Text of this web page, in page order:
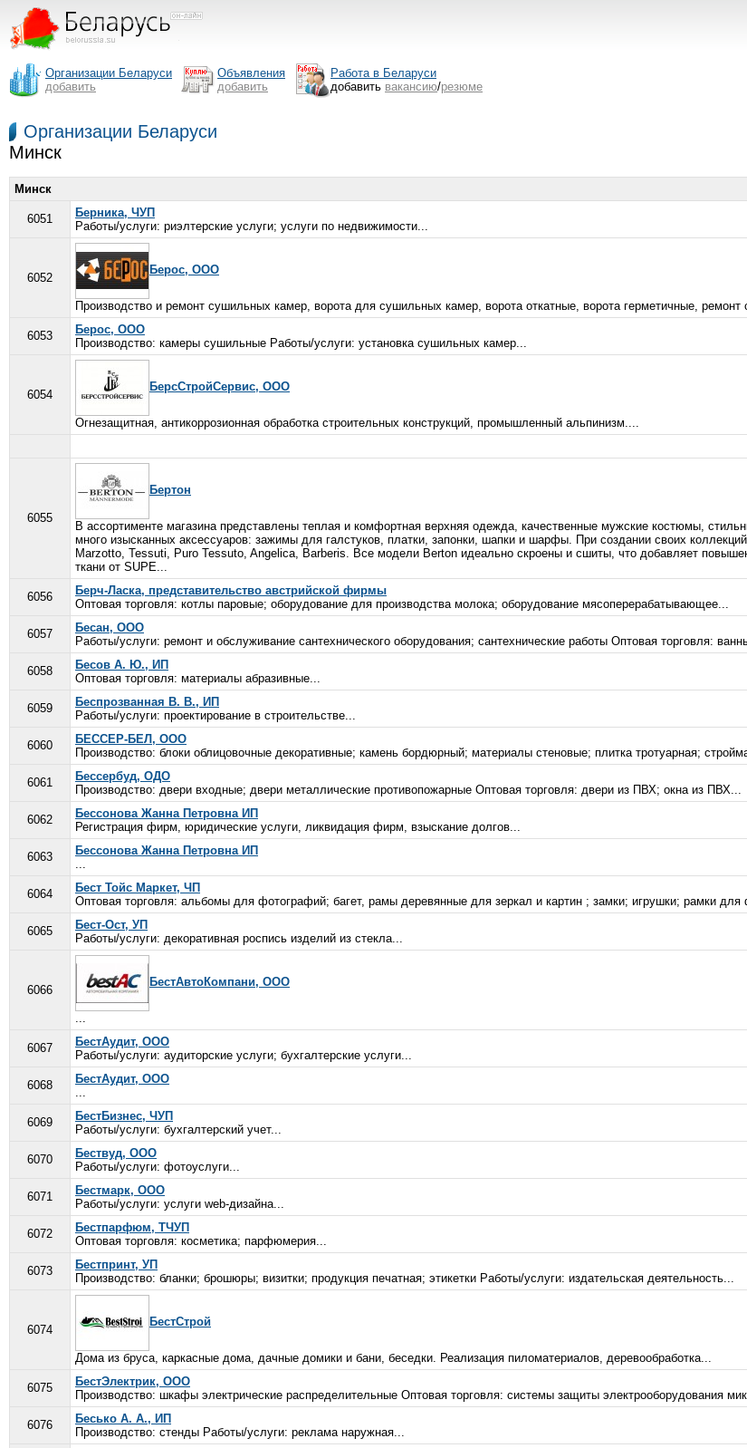
Организации Беларуси
добавить
Объявления
добавить
Работа в Беларуси
добавить вакансию/резюме
Организации Беларуси
Минск
Минск
6051
Берника, ЧУП
Работы/услуги: риэлтерские услуги; услуги по недвижимости...
6052
Берос, ООО
Производство и ремонт сушильных камер, ворота для сушильных камер, ворота откатные, ворота герметичные,
6053
Берос, ООО
Производство: камеры сушильные Работы/услуги: установка сушильных камер...
6054
БерсСтройСервис, ООО
Огнезащитная, антикоррозионная обработка строительных конструкций, промышленный альпинизм....
6055
Бертон
В ассортименте магазина представлены теплая и комфортная верхняя одежда, качественные мужские костюмы,
много изысканных аксессуаров: зажимы для галстуков, платки, запонки, шапки и шарфы. При создании своих
Marzotto, Tessuti, Puro Tessuto, Angelica, Barberis. Все модели Berton идеально скроены и сшиты, что добавляет
ткани от SUPE...
6056
Берч-Ласка, представительство австрийской фирмы
Оптовая торговля: котлы паровые; оборудование для производства молока; оборудование мясоперерабатывающее...
6057
Бесан, ООО
Работы/услуги: ремонт и обслуживание сантехнического оборудования; сантехнические работы Оптовая торговля:
6058
Бесов А. Ю., ИП
Оптовая торговля: материалы абразивные...
6059
Беспрозванная В. В., ИП
Работы/услуги: проектирование в строительстве...
6060
БЕССЕР-БЕЛ, ООО
Производство: блоки облицовочные декоративные; камень бордюрный; материалы стеновые; плитка тротуарная;
6061
Бессербуд, ОДО
Производство: двери входные; двери металлические противопожарные Оптовая торговля: двери из ПВХ; окна из ПВХ...
6062
Бессонова Жанна Петровна ИП
Регистрация фирм, юридические услуги, ликвидация фирм, взыскание долгов...
6063
Бессонова Жанна Петровна ИП
...
6064
Бест Тойс Маркет, ЧП
Оптовая торговля: альбомы для фотографий; багет, рамы деревянные для зеркал и картин ; замки; игрушки; рамки
6065
Бест-Ост, УП
Работы/услуги: декоративная роспись изделий из стекла...
6066
БестАвтоКомпани, ООО
...
6067
БестАудит, ООО
Работы/услуги: аудиторские услуги; бухгалтерские услуги...
6068
БестАудит, ООО
...
6069
БестБизнес, ЧУП
Работы/услуги: бухгалтерский учет...
6070
Бествуд, ООО
Работы/услуги: фотоуслуги...
6071
Бестмарк, ООО
Работы/услуги: услуги web-дизайна...
6072
Бестпарфюм, ТЧУП
Оптовая торговля: косметика; парфюмерия...
6073
Бестпринт, УП
Производство: бланки; брошюры; визитки; продукция печатная; этикетки Работы/услуги: издательская деятельность...
6074
БестСтрой
Дома из бруса, каркасные дома, дачные домики и бани, беседки. Реализация пиломатериалов, деревообработка...
6075
БестЭлектрик, ООО
Производство: шкафы электрические распределительные Оптовая торговля: системы защиты электрооборудования
6076
Бесько А. А., ИП
Производство: стенды Работы/услуги: реклама наружная...